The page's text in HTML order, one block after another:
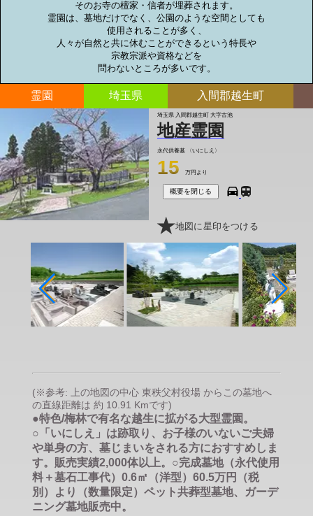
そのお寺の檀家・信者が埋葬されます。
霊園は、墓地だけでなく、公園のような空間としても
使用されることが多く、
人々が自然と共に休むことができるという特長や
宗教宗派や資格などを
問わないところが多いです。
霊園 埼玉県 入間郡越生町
埼玉県 入間郡越生町 大字古池
地産霊園
永代供養墓 〈いにしえ〉
15 万円より
概要を閉じる
地図に星印をつける
(※参考: 上の地図の中心 東秩父村役場 からこの墓地へ
の直線距離は 約 10.91 Kmです)
●特色/梅林で有名な越生に拡がる大型霊園。
○「いにしえ」は跡取り、お子様のいないご夫婦
や単身の方、墓じまいをされる方におすすめしま
す。販売実績2,000体以上。○完成墓地（永代使用
料＋墓石工事代）0.6㎡（洋型）60.5万円（税
別）より（数量限定）ペット共葬型墓地、ガーデ
ニング墓地販売中。